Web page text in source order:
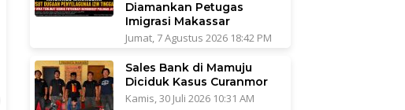
Diamankan Petugas
Imigrasi Makassar
Jumat, 7 Agustus 2026 18:42 PM
Sales Bank di Mamuju
Diciduk Kasus Curanmor
Kamis, 30 Juli 2026 10:31 AM